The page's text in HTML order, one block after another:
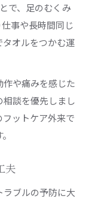
で、足のむくみ
事や長時間同じ
オルをつかむ運
作や痛みを感じた
談を優先しまし
ットケア外来で
夫
ブルの予防に大